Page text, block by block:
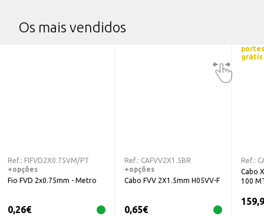
Os mais vendidos
Ref.: FIFVD2X0.75VM/PT
+opções
Fio FVD 2x0.75mm - Metro
0,26€
Ref.: CAFVV2X1.5BR
+opções
Cabo FVV 2X1.5mm H05VV-F
0,65€
portes
grátis
Ref.:
Cabo
100